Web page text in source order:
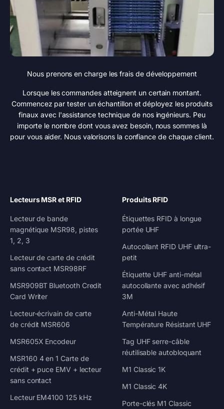
Nous prenons en charge les frais de développement
Lorsque les commandes atteignent un certain montant.
Commencez par tester un échantillon et déployez les produits
finaux avec l'assistance technique de nos ingénieurs. Peu
importe le nombre dont vous avez besoin, nous sommes là
pour vous aider. Nous valorisons la confiance de chaque client.
Lecteurs MSR et RFID
Lecteur de bande
magnétique MSR98, pistes
1, 2, 3
Lecteur de carte de crédit
sans contact MSR98RF
MSR909BT Bluetooth Credit
Card Writer
Lecteur-écrivain de carte
de crédit MSR606
MSR605X Encodeur
MSR160 4 en 1 Carte de
crédit + puce EMV + lecteur
sans contact
Lecteur EM4100 125 kHz
Produits RFID
Étiquettes RFID à longue
portée UHF
Autocollant RFID UHF ultra-
petit
Étiquette UHF anti-métal
autocollante avec adhésif
3M
Anti-Métal Haute
Température Résistant UHF
Tag UHF serre-câble
réutilisable autobloquant
M1 Classic 1K
M1 Classic 4K
Porte-clés M1 Classic